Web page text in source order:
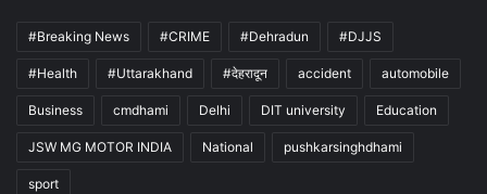
#Breaking News #CRIME #Dehradun #DJJS
#Health #Uttarakhand #देहरादून accident automobile
Business cmdhami Delhi DIT university Education
JSW MG MOTOR INDIA National pushkarsinghdhami
sport